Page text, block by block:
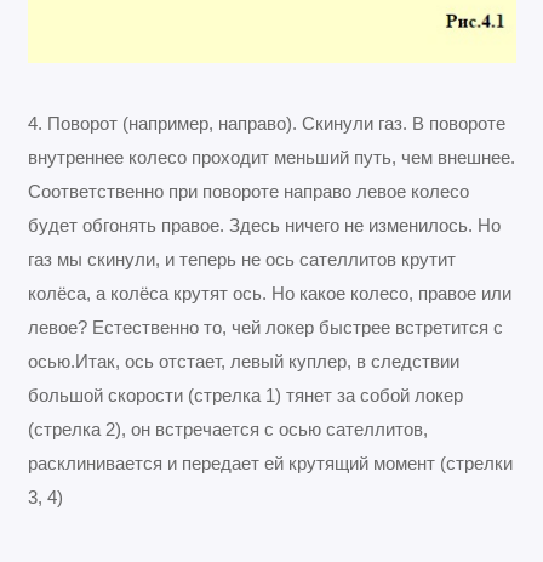
4. Поворот (например, направо). Скинули газ. В повороте
внутреннее колесо проходит меньший путь, чем внешнее.
Соответственно при повороте направо левое колесо
будет обгонять правое. Здесь ничего не изменилось. Но
газ мы скинули, и теперь не ось сателлитов крутит
колёса, а колёса крутят ось. Но какое колесо, правое или
левое? Естественно то, чей локер быстрее встретится с
осью.Итак, ось отстает, левый куплер, в следствии
большой скорости (стрелка 1) тянет за собой локер
(стрелка 2), он встречается с осью сателлитов,
расклинивается и передает ей крутящий момент (стрелки
3, 4)